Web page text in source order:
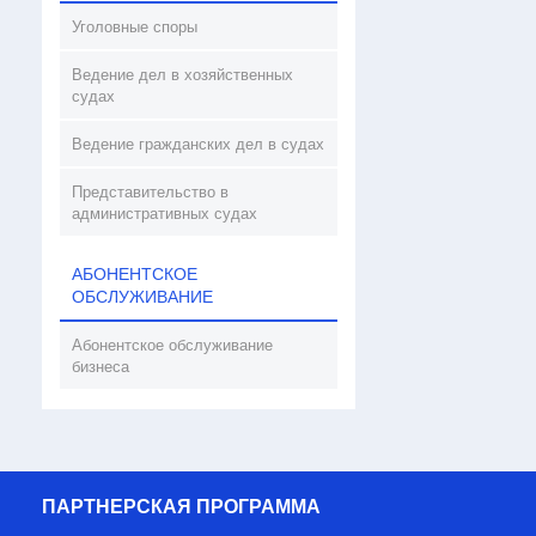
Уголовные споры
Ведение дел в хозяйственных
судах
Ведение гражданских дел в судах
Представительство в
административных судах
АБОНЕНТСКОЕ
ОБСЛУЖИВАНИЕ
Абонентское обслуживание
бизнеса
ПАРТНЕРСКАЯ ПРОГРАММА